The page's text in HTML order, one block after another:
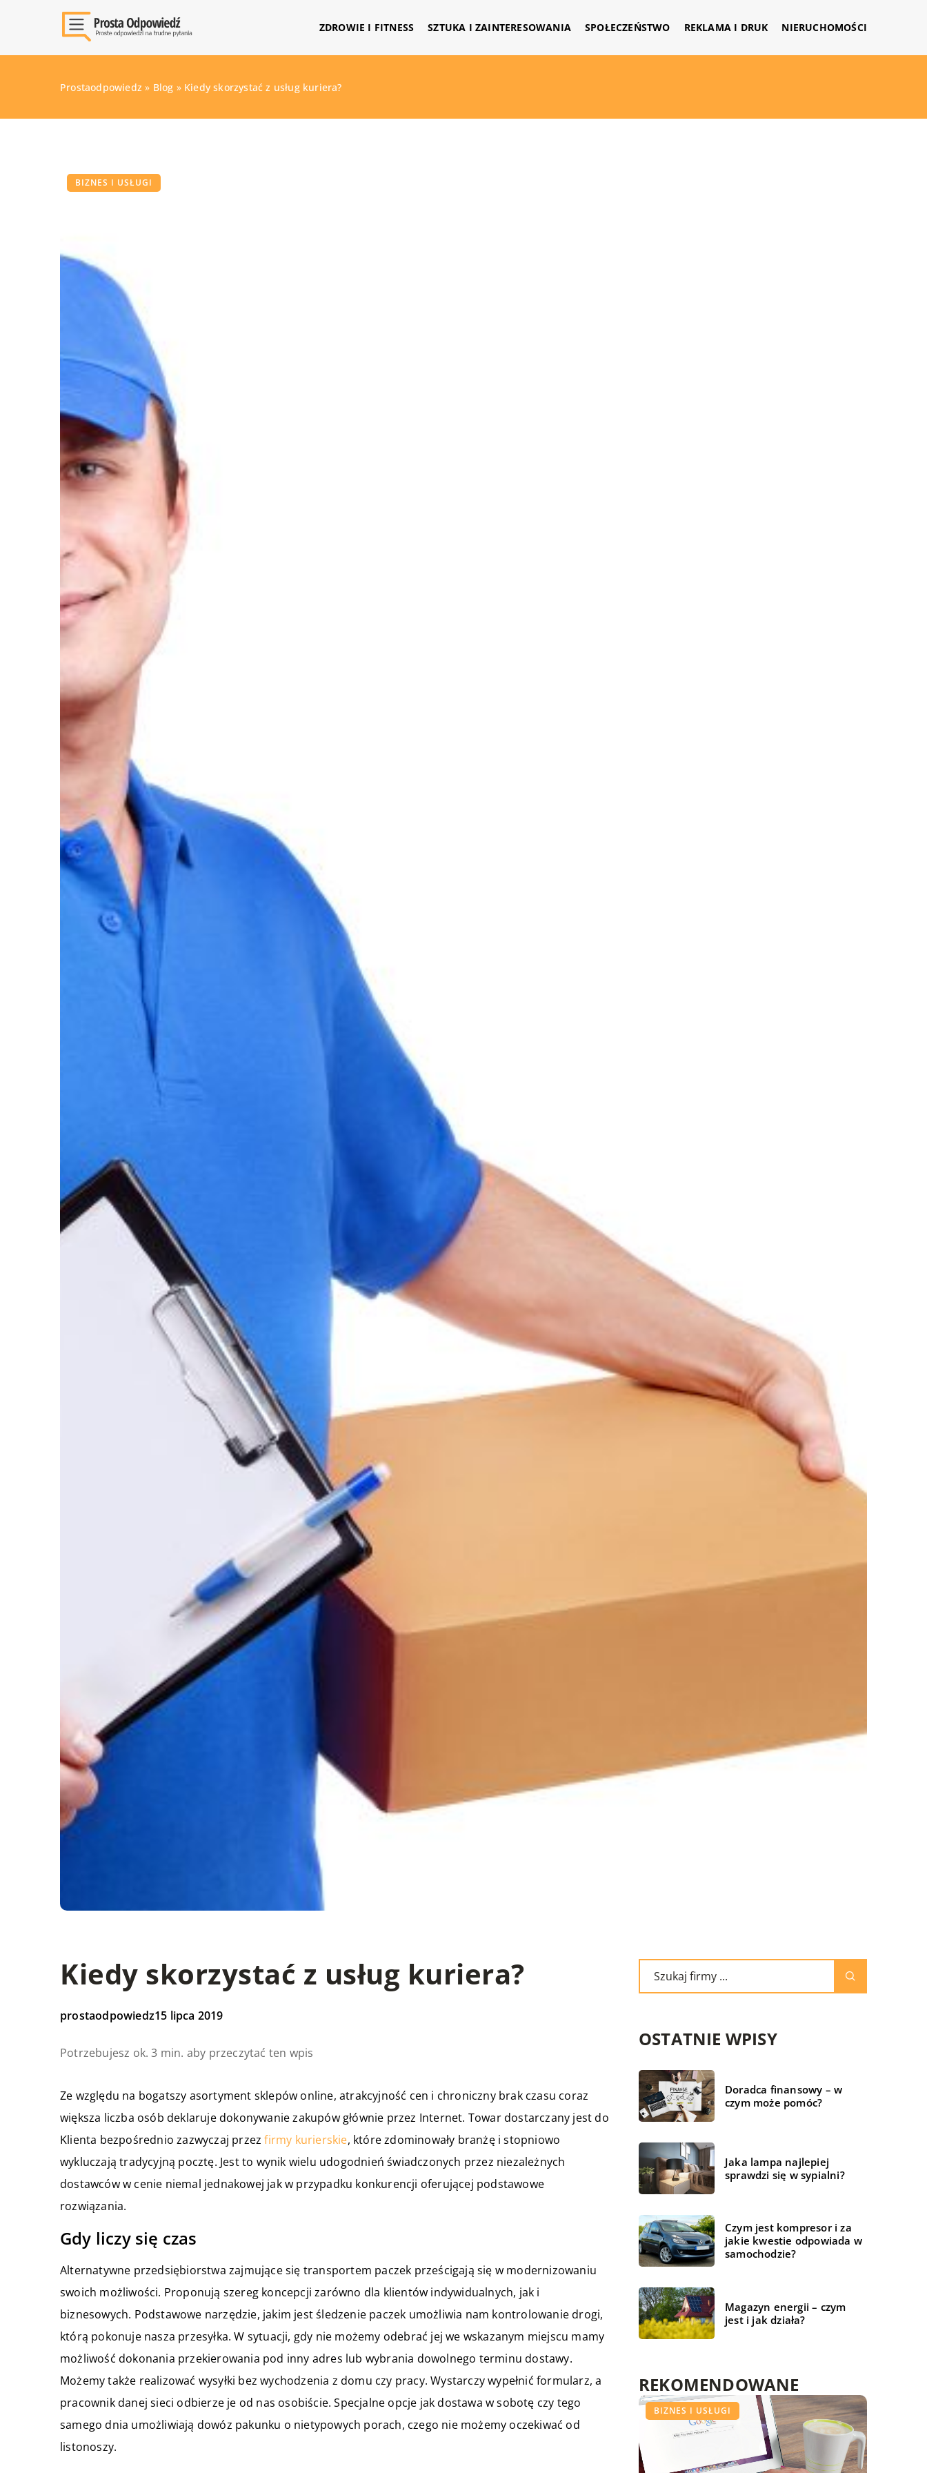
ZDROWIE I FITNESS SZTUKA I ZAINTERESOWANIA SPOŁECZEŃSTWO REKLAMA I DRUK NIERUCHOMOŚCI
Prostaodpowiedz » Blog » Kiedy skorzystać z usług kuriera?
BIZNES I USŁUGI
Kiedy skorzystać z usług kuriera?
prostaodpowiedz15 lipca 2019
Potrzebujesz ok. 3 min. aby przeczytać ten wpis
Ze względu na bogatszy asortyment sklepów online, atrakcyjność cen i chroniczny brak czasu coraz
większa liczba osób deklaruje dokonywanie zakupów głównie przez Internet. Towar dostarczany jest do
Klienta bezpośrednio zazwyczaj przezfirmy kurierskie, które zdominowały branżę i stopniowo
wykluczają tradycyjną pocztę. Jest to wynik wielu udogodnień świadczonych przez niezależnych
dostawców w cenie niemal jednakowej jak w przypadku konkurencji oferującej podstawowe
rozwiązania.
Gdy liczy się czas
Alternatywne przedsiębiorstwa zajmujące się transportem paczek prześcigają się w modernizowaniu
swoich możliwości. Proponują szereg koncepcji zarówno dla klientów indywidualnych, jak i
biznesowych. Podstawowe narzędzie, jakim jest śledzenie paczek umożliwia nam kontrolowanie drogi,
którą pokonuje nasza przesyłka. W sytuacji, gdy nie możemy odebrać jej we wskazanym miejscu mamy
możliwość dokonania przekierowania pod inny adres lub wybrania dowolnego terminu dostawy.
Możemy także realizować wysyłki bez wychodzenia z domu czy pracy. Wystarczy wypełnić formularz, a
pracownik danej sieci odbierze je od nas osobiście. Specjalne opcje jak dostawa w sobotę czy tego
samego dnia umożliwiają dowóz pakunku o nietypowych porach, czego nie możemy oczekiwać od
listonoszy.
OSTATNIE WPISY
Doradca finansowy – w
czym może pomóc?
Jaka lampa najlepiej
sprawdzi się w sypialni?
Czym jest kompresor i za
jakie kwestie odpowiada w
samochodzie?
Magazyn energii – czym
jest i jak działa?
REKOMENDOWANE
BIZNES I USŁUGI
BIZNES I USŁUGI
ŻYCIE I STYL